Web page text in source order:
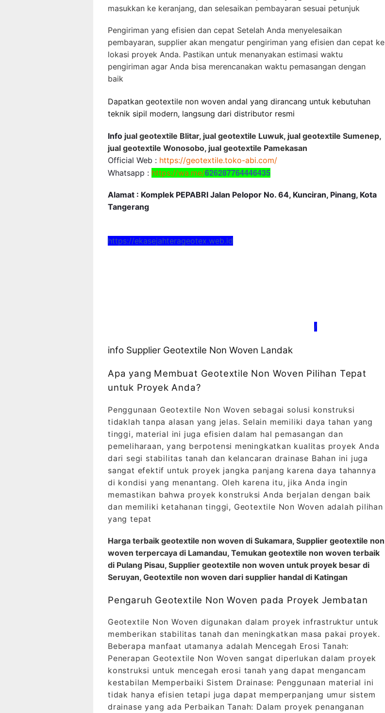
masukkan ke keranjang, dan selesaikan pembayaran sesuai petunjuk
Pengiriman yang efisien dan cepat Setelah Anda menyelesaikan
pembayaran, supplier akan mengatur pengiriman yang efisien dan cepat ke
lokasi proyek Anda. Pastikan untuk menanyakan estimasi waktu
pengiriman agar Anda bisa merencanakan waktu pemasangan dengan
baik
Dapatkan geotextile non woven andal yang dirancang untuk kebutuhan
teknik sipil modern, langsung dari distributor resmi
Info jual geotextile Blitar, jual geotextile Luwuk, jual geotextile Sumenep,
jual geotextile Wonosobo, jual geotextile Pamekasan
Official Web : https://geotextile.toko-abi.com/
Whatsapp : https://wa.me/626287764446435
Alamat : Komplek PEPABRI Jalan Pelopor No. 64, Kunciran, Pinang, Kota
Tangerang
https://ekasejahterageotex.web.id
/
info Supplier Geotextile Non Woven Landak
Apa yang Membuat Geotextile Non Woven Pilihan Tepat
untuk Proyek Anda?
Penggunaan Geotextile Non Woven sebagai solusi konstruksi
tidaklah tanpa alasan yang jelas. Selain memiliki daya tahan yang
tinggi, material ini juga efisien dalam hal pemasangan dan
pemeliharaan, yang berpotensi meningkatkan kualitas proyek Anda
dari segi stabilitas tanah dan kelancaran drainase Bahan ini juga
sangat efektif untuk proyek jangka panjang karena daya tahannya
di kondisi yang menantang. Oleh karena itu, jika Anda ingin
memastikan bahwa proyek konstruksi Anda berjalan dengan baik
dan memiliki ketahanan tinggi, Geotextile Non Woven adalah pilihan
yang tepat
Harga terbaik geotextile non woven di Sukamara, Supplier geotextile non
woven terpercaya di Lamandau, Temukan geotextile non woven terbaik
di Pulang Pisau, Supplier geotextile non woven untuk proyek besar di
Seruyan, Geotextile non woven dari supplier handal di Katingan
Pengaruh Geotextile Non Woven pada Proyek Jembatan
Geotextile Non Woven digunakan dalam proyek infrastruktur untuk
memberikan stabilitas tanah dan meningkatkan masa pakai proyek.
Beberapa manfaat utamanya adalah Mencegah Erosi Tanah:
Penerapan Geotextile Non Woven sangat diperlukan dalam proyek
konstruksi untuk mencegah erosi tanah yang dapat mengancam
kestabilan Memperbaiki Sistem Drainase: Penggunaan material ini
tidak hanya efisien tetapi juga dapat memperpanjang umur sistem
drainase yang ada Perbaikan Tanah: Dalam proyek penanganan